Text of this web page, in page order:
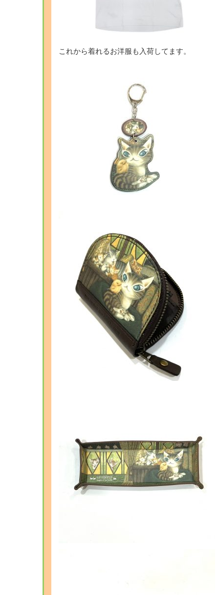
これから着れるお洋服も入荷してます。